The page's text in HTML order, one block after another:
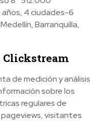
años, 4 ciudades-6
Barranquilla,
Clickstream
de medición y análisis
sobre los
regulares de
visitantes